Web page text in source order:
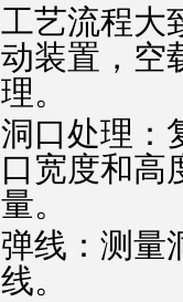
工艺流程大
动装置，空
理。
洞口处理：
口宽度和高
量。
弹线：测量
线。